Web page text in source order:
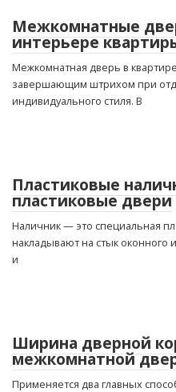
Межкомнатные
интерьере
Межкомнатная дверь в
завершающим штрихом при
индивидуального стиля. В
Пластиковые
пластиковые двери
Наличник — это специальная
накладывают на стык оконного
и
Ширина дверной
межкомнатной
Применяется два главных